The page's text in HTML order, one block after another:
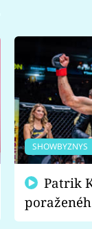
SHOWBYZNYS
fanoušci